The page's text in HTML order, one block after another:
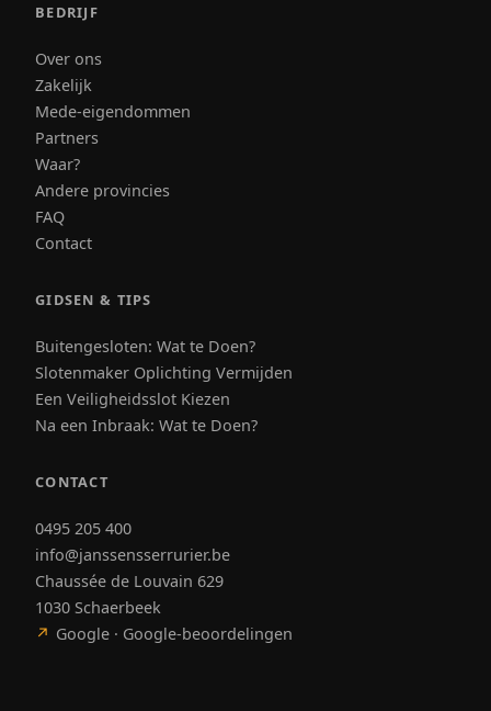
BEDRIJF
Over ons
Zakelijk
Mede-eigendommen
Partners
Waar?
Andere provincies
FAQ
Contact
GIDSEN & TIPS
Buitengesloten: Wat te Doen?
Slotenmaker Oplichting Vermijden
Een Veiligheidsslot Kiezen
Na een Inbraak: Wat te Doen?
CONTACT
0495 205 400
info@janssensserrurier.be
Chaussée de Louvain 629
1030 Schaerbeek
↗ Google · Google-beoordelingen